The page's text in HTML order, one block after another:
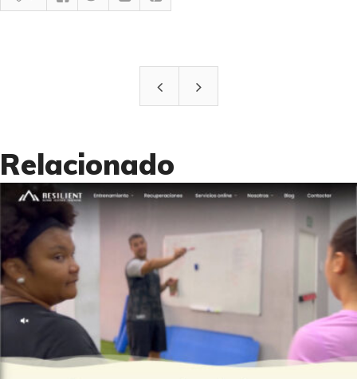
Relacionado
Páginas Web